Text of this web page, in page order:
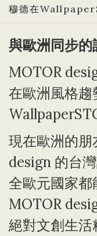
穆德在
與歐洲同步的
MOTOR
在歐洲風格趨
現在歐洲的
design 的台
全歐元國家都
MOTOR
絕對文創生活